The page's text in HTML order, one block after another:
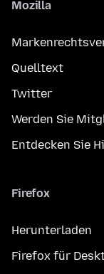
Mozilla
Quelltext
Twitter
Werden Sie
Entdecken Sie
Firefox
Herunterladen
Firefox für